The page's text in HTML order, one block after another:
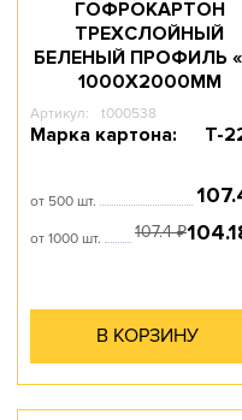
ГОФРОКАРТОН
ТРЕХСЛОЙНЫЙ
БЕЛЕНЫЙ ПРОФИЛЬ
1000Х2000ММ
Артикул: t000538
Марка картона: Т-
от 500 шт.
от 1000 шт. 107.4₽
В КОРЗИНУ